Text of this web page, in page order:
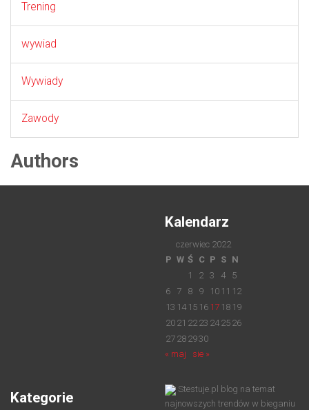
Trening
wywiad
Wywiady
Zawody
Authors
Kalendarz
czerwiec 2022
P W Ś C P S N
1
2 3 4
5
6
7 8 9 10 11 12
13 14 15 16 17 18 19
20 21 22 23 24 25 26
27 28 2930
« maj
sie »
Kategorie
Stestuje.pl blog na temat
najnowszych trendów w bieganiu